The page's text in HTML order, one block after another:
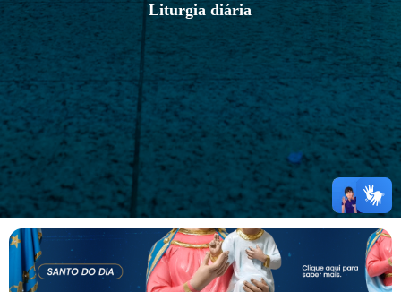
Liturgia diária